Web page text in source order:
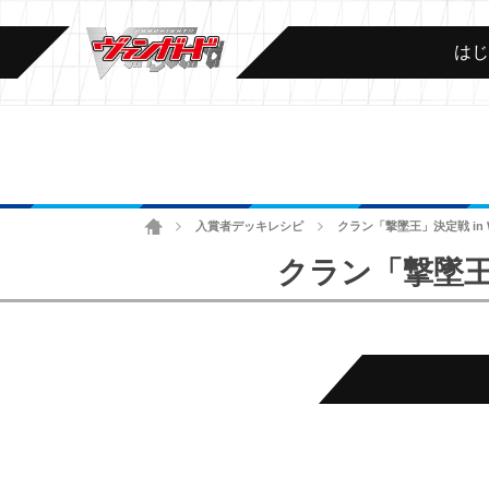
は
ホーム 入賞者デッキレシピ クラン「撃墜王」決定戦 in
クラン「撃墜